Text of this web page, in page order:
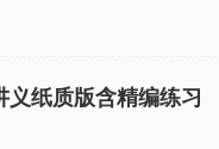
纸质版含精编练习